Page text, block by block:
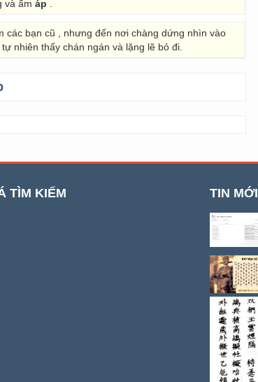
và ấm áp
các bạn cũ , nhưng đến nơi chàng dứng nhìn vào
nhiên thấy chán ngán và lặng lẽ bỏ đi.
TÌM KIẾM TIN MỚI